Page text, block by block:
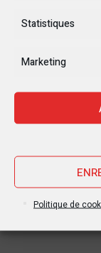
Statistiques
Marketing
Politique de
détaille les